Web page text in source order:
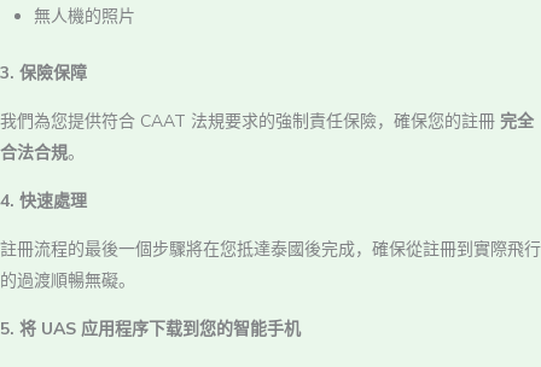
無人機的照片
3. 保險保障
我們為您提供符合 CAAT 法規要求的強制責任保險，確保您的註冊 完全
合法合規。
4. 快速處理
註冊流程的最後一個步驟將在您抵達泰國後完成，確保從註冊到實際飛行
的過渡順暢無礙。
5. 将 UAS 应用程序下载到您的智能手机